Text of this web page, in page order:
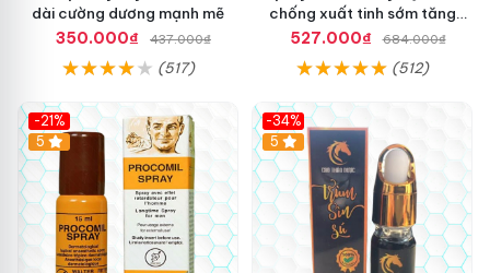
dài cường dương mạnh mẽ
350.000₫
437.000₫
(517)
chống xuất tinh sớm tăng
khoái cảm
527.000₫ 684.000₫
(512)
-21%
5
-34%
5